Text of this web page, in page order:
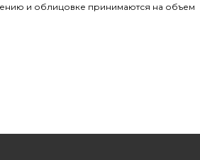
и облицовке принимаются на объем
данных